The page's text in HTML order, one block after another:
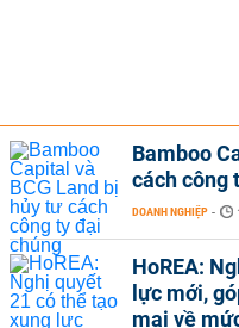
Bamboo
cách công
DOANH NGHIỆP -
HoREA:
lực mới,
mại về